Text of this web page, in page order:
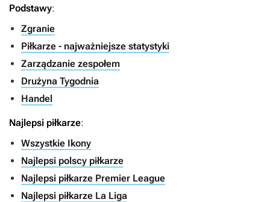
Podstawy:
Zgranie
Piłkarze - najważniejsze statystyki
Zarządzanie zespołem
Drużyna Tygodnia
Handel
Najlepsi piłkarze:
Wszystkie Ikony
Najlepsi polscy piłkarze
Najlepsi piłkarze Premier League
Najlepsi piłkarze La Liga